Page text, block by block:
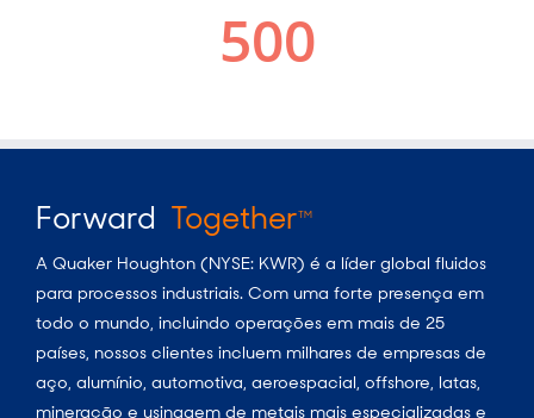
Forward TogetherTM
A Quaker Houghton (NYSE: KWR) é a líder global fluidos
para processos industriais. Com uma forte presença em
todo o mundo, incluindo operações em mais de 25
países, nossos clientes incluem milhares de empresas de
aço, alumínio, automotiva, aeroespacial, offshore, latas,
mineração e usinagem de metais mais especializadas e